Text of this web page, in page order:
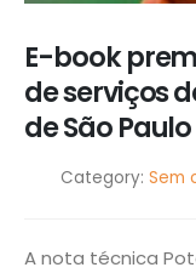
E-book
de serviços
de São Paulo
Category: Sem
A nota técnica